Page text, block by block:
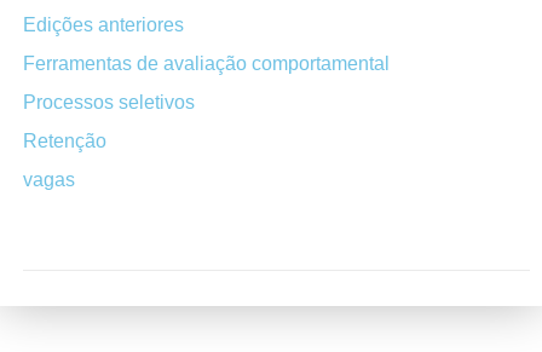
Edições anteriores
Ferramentas de avaliação comportamental
Processos seletivos
Retenção
vagas